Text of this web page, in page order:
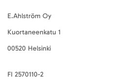
E.Ahlström Oy
Kuortaneenkatu 1
00520 Helsinki
FI 2570110-2